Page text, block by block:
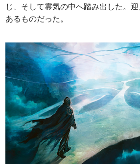
じ、そして霊気の中へ踏み出した。
あるものだった。